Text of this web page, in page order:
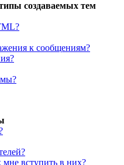
создаваемых тем
к сообщениям?
мне вступить в них?